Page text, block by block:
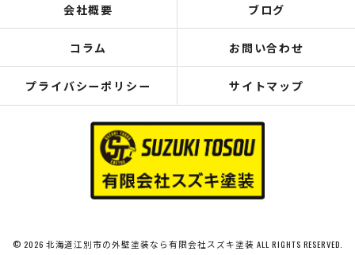
会社概要 ブログ
コラム お問い合わせ
プライバシーポリシー サイトマップ
© 2026 北海道江別市の外壁塗装なら有限会社スズキ塗装 ALL RIGHTS RESERVED.